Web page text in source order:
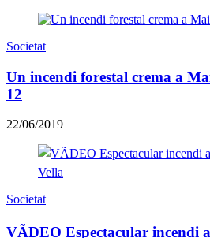
Societat
Un incendi forestal crema a
12
22/06/2019
Societat
VÃDEO Espectacular incendi